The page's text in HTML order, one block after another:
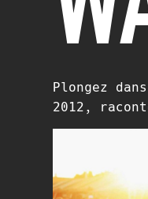
Plongez
2012,